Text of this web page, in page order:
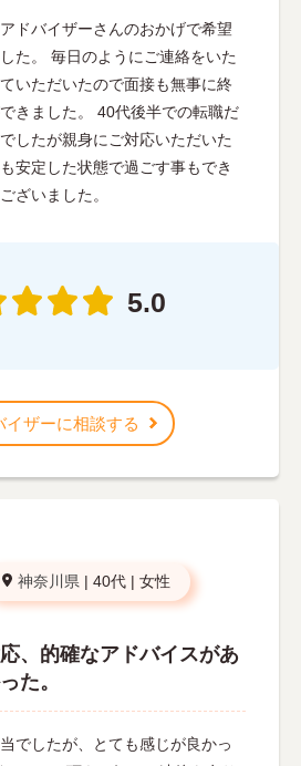
ドバイザーさんのおかげで希望
た。 毎日のようにご連絡をいた
いただいたので面接も無事に終
きました。 40代後半での転職だ
したが親身にご対応いただいた
安定した状態で過ごす事もでき
ざいました。
5.0
イザーに相談する
神奈川県 | 40代 | 女性
、的確なアドバイスがあ
た。
でしたが、とても感じが良かっ